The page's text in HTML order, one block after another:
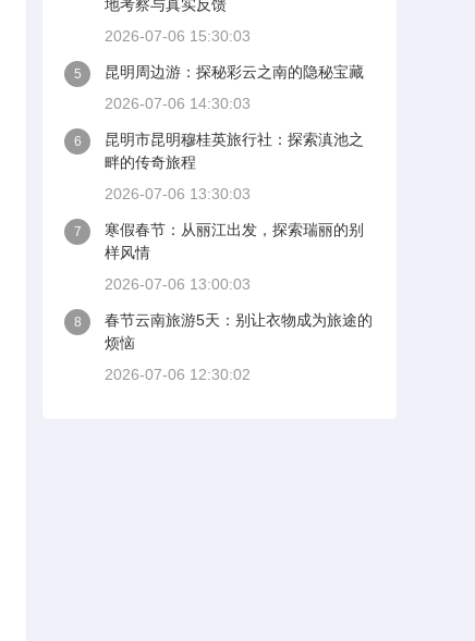
地考察与真实反馈
2026-07-06 15:30:03
5
昆明周边游：探秘彩云之南的隐秘宝藏
2026-07-06 14:30:03
6
昆明市昆明穆桂英旅行社：探索滇池之
畔的传奇旅程
2026-07-06 13:30:03
7
寒假春节：从丽江出发，探索瑞丽的别
样风情
2026-07-06 13:00:03
8
春节云南旅游5天：别让衣物成为旅途的
烦恼
2026-07-06 12:30:02